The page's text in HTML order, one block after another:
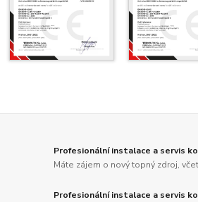
Profesionální instalace a servis
Máte zájem o nový topný zdroj,
Profesionální instalace a servis